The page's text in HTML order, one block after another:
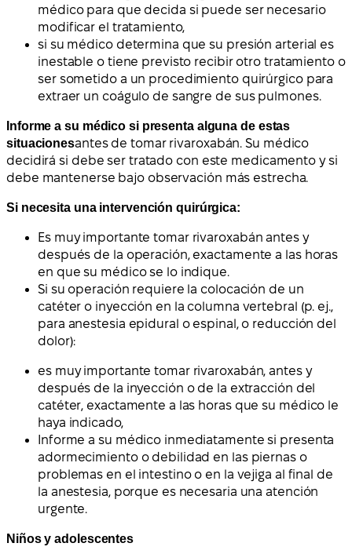
médico para que decida si puede ser necesario
modificar el tratamiento,
si su médico determina que su presión arterial es
inestable o tiene previsto recibir otro tratamiento o
ser sometido a un procedimiento quirúrgico para
extraer un coágulo de sangre de sus pulmones.
Informe a su médico si presenta alguna de estas
situacionesantes de tomar rivaroxabán. Su médico
decidirá si debe ser tratado con este medicamento y si
debe mantenerse bajo observación más estrecha.
Si necesita una intervención quirúrgica:
Es muy importante tomar rivaroxabán antes y
después de la operación, exactamente a las horas
en que su médico se lo indique.
Si su operación requiere la colocación de un
catéter o inyección en la columna vertebral (p. ej.,
para anestesia epidural o espinal, o reducción del
dolor):
es muy importante tomar rivaroxabán, antes y
después de la inyección o de la extracción del
catéter, exactamente a las horas que su médico le
haya indicado,
Informe a su médico inmediatamente si presenta
adormecimiento o debilidad en las piernas o
problemas en el intestino o en la vejiga al final de
la anestesia, porque es necesaria una atención
urgente.
Niños y adolescentes